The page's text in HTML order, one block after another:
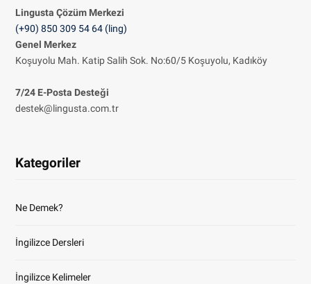
Lingusta Çözüm Merkezi
(+90) 850 309 54 64 (ling)
Genel Merkez
Koşuyolu Mah. Katip Salih Sok. No:60/5 Koşuyolu, Kadıköy
7/24 E-Posta Desteği
destek@lingusta.com.tr
Kategoriler
Ne Demek?
İngilizce Dersleri
İngilizce Kelimeler